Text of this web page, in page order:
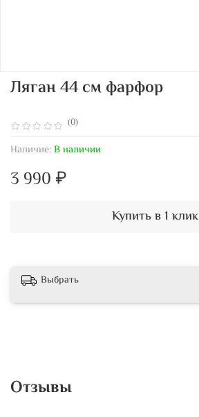
(0)
Наличие:В наличии
Ляган 44 см фарфор
3 990 ₽
Купить в 1 клик
Выбрать
Отзывы